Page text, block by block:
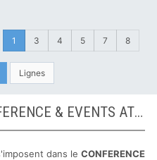
1 3 4 5 7 8
Lignes
Arrivée définitive du CONFERENCE & EVENTS AT CARLISLE RACECOURSE NOVICES' HURDLE à CARLISLE
dans le CONFERENCE